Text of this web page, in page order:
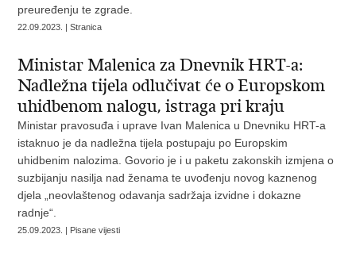
preuređenju te zgrade.
22.09.2023. | Stranica
Ministar Malenica za Dnevnik HRT-a:
Nadležna tijela odlučivat će o Europskom
uhidbenom nalogu, istraga pri kraju
Ministar pravosuđa i uprave Ivan Malenica u Dnevniku HRT-a
istaknuo je da nadležna tijela postupaju po Europskim
uhidbenim nalozima. Govorio je i u paketu zakonskih izmjena o
suzbijanju nasilja nad ženama te uvođenju novog kaznenog
djela „neovlaštenog odavanja sadržaja izvidne i dokazne
radnje“.
25.09.2023. | Pisane vijesti